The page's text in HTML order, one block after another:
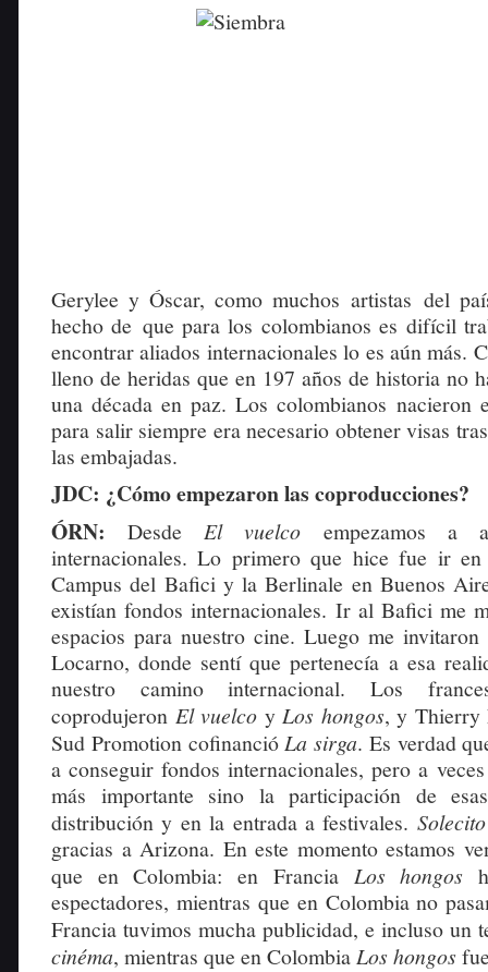
Gerylee y Óscar, como muchos artistas del
hecho de que para los colombianos es difícil
encontrar aliados internacionales lo es aún más.
lleno de heridas que en 197 años de historia no
una década en paz. Los colombianos nacieron
para salir siempre era necesario obtener visas
las embajadas.
JDC: ¿Cómo empezaron las coproducciones?
ÓRN:DesdeEl vuelco empezamos a
internacionales. Lo primero que hice fue ir
Campus del Bafici y la Berlinale en Buenos
existían fondos internacionales. Ir al Bafici me
espacios para nuestro cine. Luego me
Locarno, donde sentí que pertenecía a esa
nuestro camino internacional. Los
coprodujeron El vuelco y Los hongos, y Thierry
Sud Promotion cofinancióLa sirga. Es verdad
a conseguir fondos internacionales, pero a
más importante sino la participación de
distribución y en la entrada a festivales.
gracias a Arizona. En este momento estamos
que en Colombia: en Francia Los hongos
espectadores, mientras que en Colombia no
Francia tuvimos mucha publicidad, e incluso un
cinéma, mientras que en Colombia Los hongos